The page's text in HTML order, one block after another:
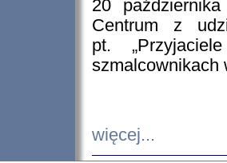
20
Centrum z
pt.
szmalcownikach
więcej...